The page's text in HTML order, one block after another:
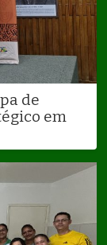
de
em